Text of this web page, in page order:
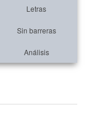
Letras
Sin barreras
Análisis